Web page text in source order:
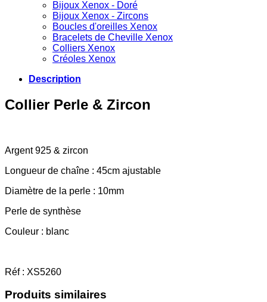
Bijoux Xenox - Doré
Bijoux Xenox - Zircons
Boucles d'oreilles Xenox
Bracelets de Cheville Xenox
Colliers Xenox
Créoles Xenox
Description
Collier Perle & Zircon
Argent 925 & zircon
Longueur de chaîne : 45cm ajustable
Diamètre de la perle : 10mm
Perle de synthèse
Couleur : blanc
Réf : XS5260
Produits similaires